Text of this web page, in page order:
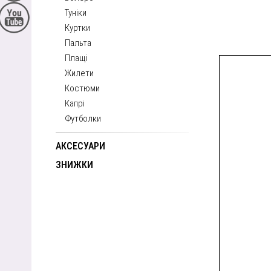
Туніки
Куртки
Пальта
Плащі
Жилети
Костюми
Капрі
Футболки
АКСЕСУАРИ
ЗНИЖКИ